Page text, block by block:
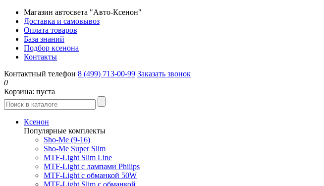
Магазин автосвета "Авто-Ксенон"
Доставка и самовывоз
Оплата товаров
База знаний
Подбор ксенона
Контакты
Контактный телефон 8 (499) 713-00-99 Заказать звонок
0
Корзина: пуста
Ксенон
Популярные комплекты
Sho-Me (9-16)
Sho-Me Super Slim
MTF-Light Slim Line
MTF-Light с лампами Philips
MTF-Light с обманкой 50W
MTF-Light Slim с обманкой